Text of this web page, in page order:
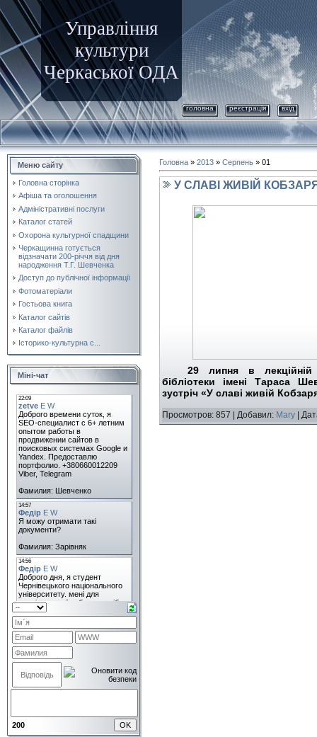
Управління
культури
Черкаської ОДА
головна реєстрація вхід
Меню сайту
Головна сторінка
Афіша та оголошення
Адміністративні послуги
Каталог статей
Охорона культурної спадщини
Черкащинна готується
відзначати 200-річчя від дня
народження Т.Г. Шевченка
Доступ до публічної інформації
Фотоматеріали
Гостьова книга
Каталог сайтів
Каталог файлів
Історико-культурна с...
Міні-чат
200
Головна » 2013 » Серпень » 01
У СЛАВІ ЖИВІЙ
29 липня в лекційній
бібліотеки імені Тараса
зустріч «У славі живій
Просмотров: 857 | Добавил: Mary |